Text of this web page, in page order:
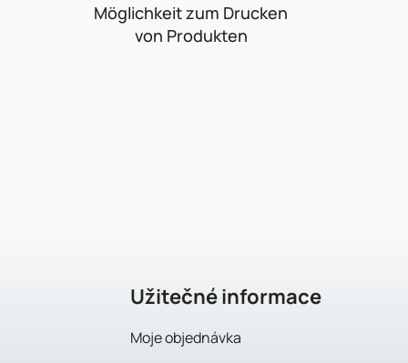
Möglichkeit zum Drucken
von Produkten
Užitečné informace
Moje objednávka